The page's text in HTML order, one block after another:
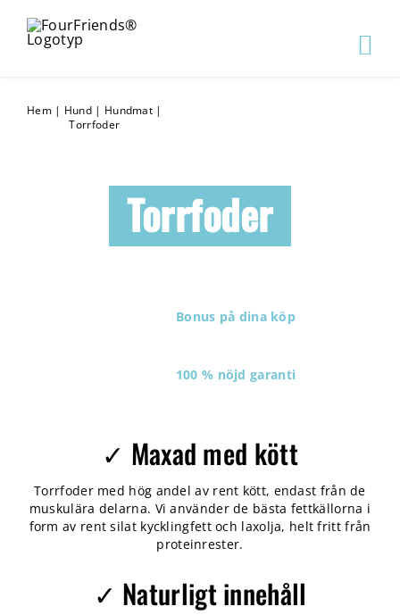
Hem| Hund | Hundmat |
Torrfoder
Torrfoder
Bonus på dina köp
100 % nöjd garanti
✓ Maxad med kött
Torrfoder med hög andel av rent kött, endast från de
muskulära delarna. Vi använder de bästa fettkällorna i
form av rent silat kycklingfett och laxolja, helt fritt från
proteinrester.
✓ Naturligt innehåll